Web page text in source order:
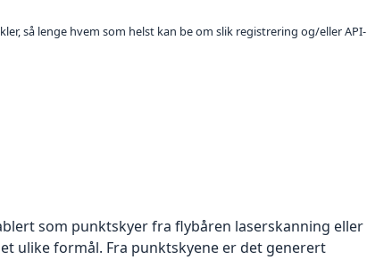
så lenge hvem som helst kan be om slik registrering og/eller API-
som punktskyer fra flybåren laserskanning eller
ulike formål. Fra punktskyene er det generert